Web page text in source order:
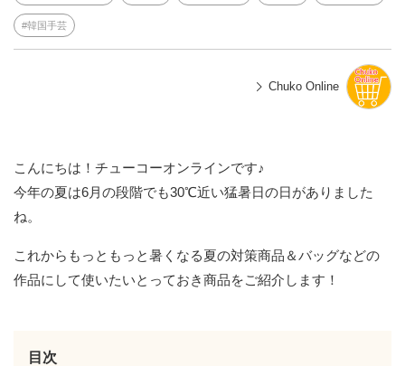
韓国手芸
Chuko Online
こんにちは！チューコーオンラインです♪
今年の夏は6月の段階でも30℃近い猛暑日の日がありました
ね。
これからもっともっと暑くなる夏の対策商品＆バッグなどの
作品にして使いたいとっておき商品をご紹介します！
目次